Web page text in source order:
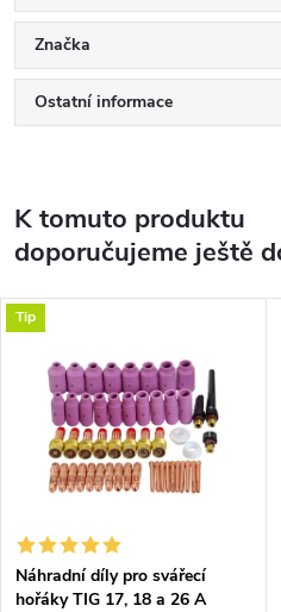
Značka
Ostatní informace
K tomuto produktu
doporučujeme ještě
Tip
Náhradní díly pro svářecí
hořáky TIG 17, 18 a 26 A